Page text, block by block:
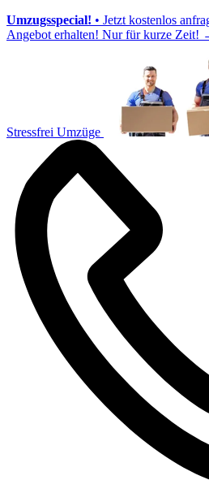
Umzugsspecial! • Jetzt kostenlos
Angebot erhalten! Nur für kurze Zeit!
Stressfrei Umzüge